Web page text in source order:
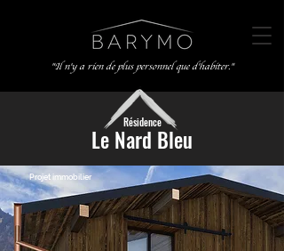
"Il n'y a rien de plus personnel que d'habiter."
Résidence
Le Nard Bleu
Projet immobilier